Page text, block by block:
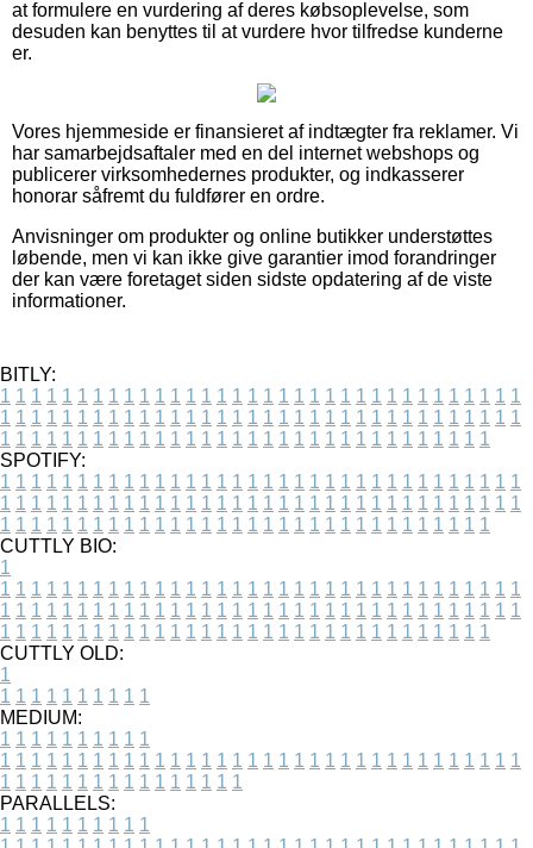
at formulere en vurdering af deres købsoplevelse, som
desuden kan benyttes til at vurdere hvor tilfredse kunderne
er.
Vores hjemmeside er finansieret af indtægter fra reklamer. Vi
har samarbejdsaftaler med en del internet webshops og
publicerer virksomhedernes produkter, og indkasserer
honorar såfremt du fuldfører en ordre.
Anvisninger om produkter og online butikker understøttes
løbende, men vi kan ikke give garantier imod forandringer
der kan være foretaget siden sidste opdatering af de viste
informationer.
BITLY:
1 1 1 1 1 1 1 1 1 1 1 1 1 1 1 1 1 1 1 1 1 1 1 1 1 1 1 1 1 1 1 1 1 1
1 1 1 1 1 1 1 1 1 1 1 1 1 1 1 1 1 1 1 1 1 1 1 1 1 1 1 1 1 1 1 1 1 1
1 1 1 1 1 1 1 1 1 1 1 1 1 1 1 1 1 1 1 1 1 1 1 1 1 1 1 1 1 1 1 1
SPOTIFY:
1 1 1 1 1 1 1 1 1 1 1 1 1 1 1 1 1 1 1 1 1 1 1 1 1 1 1 1 1 1 1 1 1 1
1 1 1 1 1 1 1 1 1 1 1 1 1 1 1 1 1 1 1 1 1 1 1 1 1 1 1 1 1 1 1 1 1 1
1 1 1 1 1 1 1 1 1 1 1 1 1 1 1 1 1 1 1 1 1 1 1 1 1 1 1 1 1 1 1 1
CUTTLY BIO:
1
1 1 1 1 1 1 1 1 1 1 1 1 1 1 1 1 1 1 1 1 1 1 1 1 1 1 1 1 1 1 1 1 1 1
1 1 1 1 1 1 1 1 1 1 1 1 1 1 1 1 1 1 1 1 1 1 1 1 1 1 1 1 1 1 1 1 1 1
1 1 1 1 1 1 1 1 1 1 1 1 1 1 1 1 1 1 1 1 1 1 1 1 1 1 1 1 1 1 1 1
CUTTLY OLD:
1
1 1 1 1 1 1 1 1 1 1
MEDIUM:
1 1 1 1 1 1 1 1 1 1
1 1 1 1 1 1 1 1 1 1 1 1 1 1 1 1 1 1 1 1 1 1 1 1 1 1 1 1 1 1 1 1 1 1
1 1 1 1 1 1 1 1 1 1 1 1 1 1 1 1
PARALLELS:
1 1 1 1 1 1 1 1 1 1